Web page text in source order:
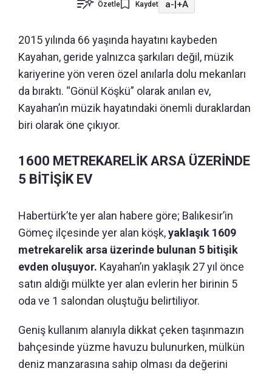
Özetle Kaydet a-|+A
2015 yılında 66 yaşında hayatını kaybeden
Kayahan, geride yalnızca şarkıları değil, müzik
kariyerine yön veren özel anılarla dolu mekanları
da bıraktı. “Gönül Köşkü” olarak anılan ev,
Kayahan’ın müzik hayatındaki önemli duraklardan
biri olarak öne çıkıyor.
1600 METREKARELİK ARSA ÜZERİNDE
5 BİTİŞİK EV
Habertürk’te yer alan habere göre; Balıkesir’in
Gömeç ilçesinde yer alan köşk,yaklaşık 1609
metrekarelik arsa üzerinde bulunan 5 bitişik
evden oluşuyor. Kayahan’ın yaklaşık 27 yıl önce
satın aldığı mülkte yer alan evlerin her birinin 5
oda ve 1 salondan oluştuğu belirtiliyor.
Geniş kullanım alanıyla dikkat çeken taşınmazın
bahçesinde yüzme havuzu bulunurken, mülkün
deniz manzarasına sahip olması da değerini